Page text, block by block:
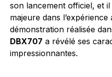
son lancement officiel, et
majeure dans
démonstration réalisée
DBX707 a révélé ses
impressionnantes.